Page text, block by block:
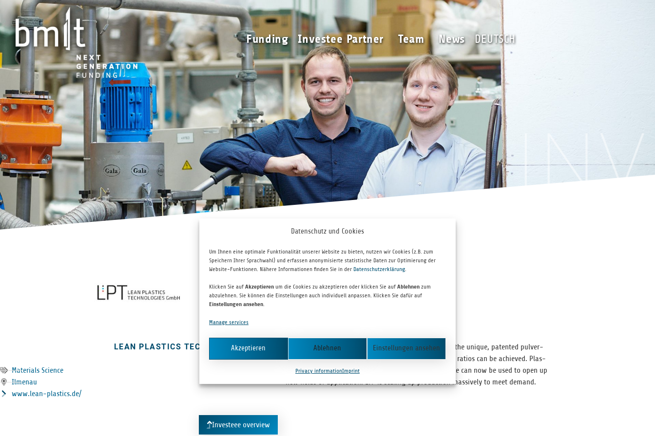
Datenschutz und Cookies
Um Ihnen eine optimale Funktionalität unserer Website zu bieten, nutzen wir Cookies (z.B. zum
Speichern Ihrer Sprachwahl) und erfassen anonymisierte statistische Daten zur Optimierung der
Website-Funktionen. Nähere Informationen finden Sie in der Datenschutzerklärung
Klicken Sie auf Akzeptieren um die Cookies zu akzeptieren oder klicken Sie auf Ablehnen zum
abzulehnen. Sie können die Einstellungen auch individuell anpassen. Klicken Sie dafür auf
Einstellungen ansehen
Manage services
Akzeptieren Ablehnen Einstellungen ansehen
Privacy informationImprint
Funding Investee Partner Team News
Funding Investee Partner Team News DEUTSCH
INVESTEE PARTNER
Lean Plastics
LEAN PLAS­TICS TECH­NOLO­GIES GMBH
Materials Science
Ilme­nau
www.lean-plastics.de/
Investeee overview
LPT pro­duces plas­tic pow­der for 3D print­ing. Thanks to the unique, patented pul­ver­
iza­tion process, pre­vi­ously unknown price-per­for­mance ratios can be achieved. Plas­
tics that were con­sid­ered unprocess­able or too expen­sive can now be used to open up
new fields of appli­ca­tion. LTP is scal­ing up pro­duc­tion mas­sively to meet demand.